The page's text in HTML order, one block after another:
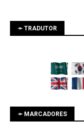
➛ TRADUTOR
➛ MARCADORES